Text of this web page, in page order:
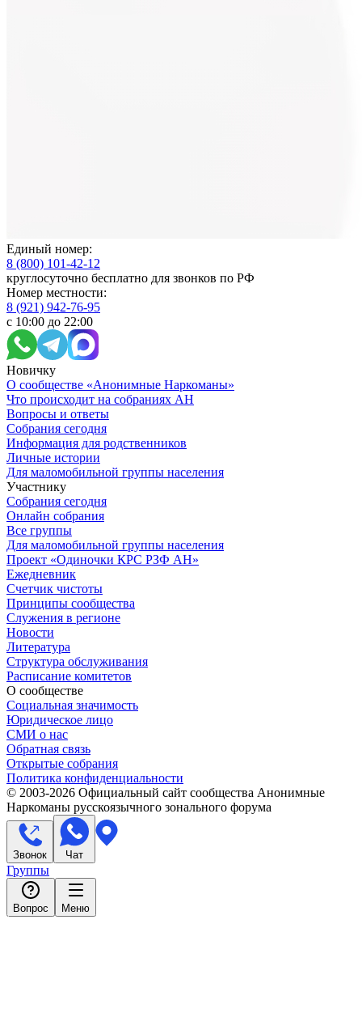
Единый номер:
8 (800) 101-42-12
круглосуточно бесплатно для звонков по РФ
Номер местности:
8 (921) 942-76-95
с 10:00 до 22:00
Новичку
О сообществе «Анонимные Наркоманы»
Что происходит на собраниях АН
Вопросы и ответы
Собрания сегодня
Информация для родственников
Личные истории
Для маломобильной группы населения
Участнику
Собрания сегодня
Онлайн собрания
Все группы
Для маломобильной группы населения
Проект «Одиночки КРС РЗФ АН»
Ежедневник
Счетчик чистоты
Принципы сообщества
Служения в регионе
Новости
Литература
Структура обслуживания
Расписание комитетов
О сообществе
Социальная значимость
Юридическое лицо
СМИ о нас
Обратная связь
Открытые собрания
Политика конфиденциальности
© 2003-2026 Официальный сайт сообщества Анонимные
Наркоманы русскоязычного зонального форума
Звонок Чат
Группы
Вопрос Меню